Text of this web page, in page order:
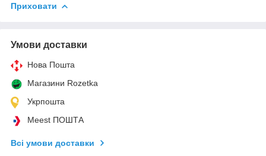
Приховати
Умови доставки
Нова Пошта
Магазини Rozetka
Укрпошта
Meest ПОШТА
Всі умови доставки